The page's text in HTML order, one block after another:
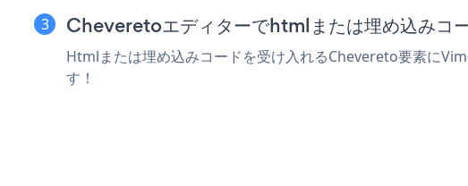
Cheveretoエディターでhtmlまたは埋め込みコ
Htmlまたは埋め込みコードを受け入れるChevereto要素に
す！